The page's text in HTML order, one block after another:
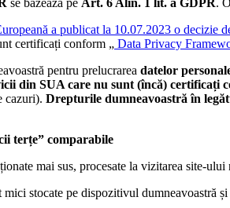
se bazează pe Art. 6 Alin. 1 lit. a GDPR.
a publicat la 10.07.2023 o decizie
certificați conform „ Data Privacy
pentru prelucrarea datelor
din SUA care nu sunt (încă) certificați
cazuri). Drepturile dumneavoastră în
terțe” comparabile
mai sus, procesate la vizitarea site-
stocate pe dispozitivul dumneavoastră